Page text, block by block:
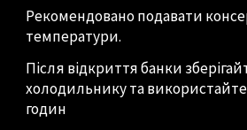
Рекомендовано подавати
температури.
Після відкриття банки
холодильнику та
годин